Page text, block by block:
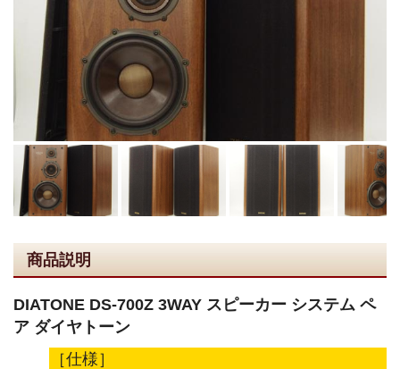
商品説明
DIATONE DS-700Z 3WAY スピーカー システム ペ
ア ダイヤトーン
［仕様］